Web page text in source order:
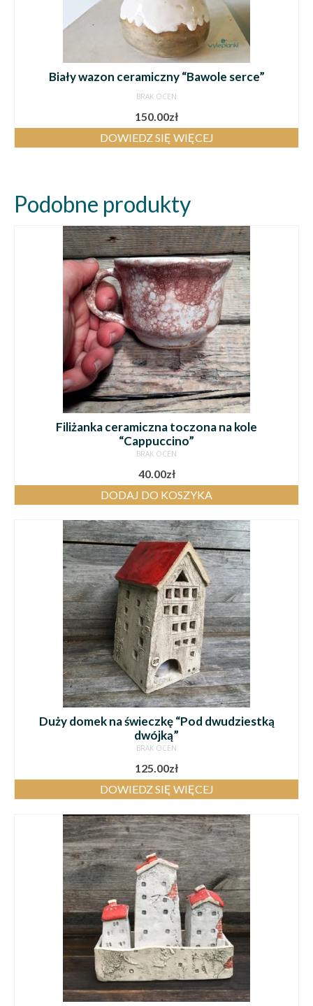
Biały wazon ceramiczny “Bawole serce”
BRAK OCEN
150.00zł
DOWIEDZ SIĘ WIĘCEJ
Podobne produkty
Filiżanka ceramiczna toczona na kole
“Cappuccino”
BRAK OCEN
40.00zł
DODAJ DO KOSZYKA
Duży domek na świeczkę “Pod dwudziestką
dwójką”
BRAK OCEN
125.00zł
DOWIEDZ SIĘ WIĘCEJ